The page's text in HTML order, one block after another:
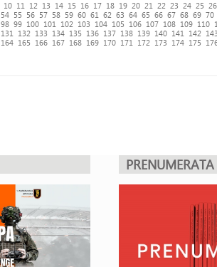
10 11 12 13 14 15 16 17 18 19 20 21 22 23 24 25
26
54 55 56 57 58 59 60 61 62 63 64 65 66 67 68 69 70
98 99 100 101 102 103 104 105 106 107 108 109 110
131 132 133 134 135 136 137 138 139 140 141 142
164 165 166 167 168 169 170 171 172 173 174 175
PRENUMERATA